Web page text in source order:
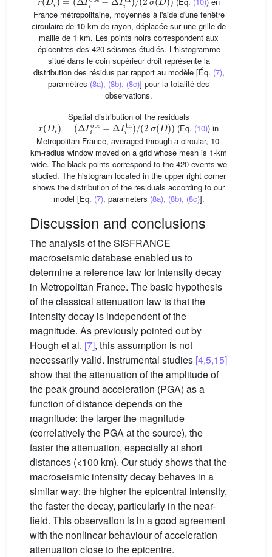
France métropolitaine, moyennés à l'aide d'une fenêtre
circulaire de 10 km de rayon, déplacée sur une grille de
maille de 1 km. Les points noirs correspondent aux
épicentres des 420 séismes étudiés. L'histogramme
situé dans le coin supérieur droit représente la
distribution des résidus par rapport au modèle [Éq. (7),
paramètres (8a), (8b), (8c)] pour la totalité des
observations.
Spatial distribution of the residuals
D = ΔIiobs−ΔIith)/(2σ(D))
(Eq. (10)) in
Metropolitan France, averaged through a circular, 10-
km-radius window moved on a grid whose mesh is 1-km
wide. The black points correspond to the 420 events we
studied. The histogram located in the upper right corner
shows the distribution of the residuals according to our
model [Eq. (7), parameters (8a), (8b), (8c)].
Discussion and conclusions
The analysis of the SISFRANCE
macroseismic database enabled us to
determine a reference law for intensity decay
in Metropolitan France. The basic hypothesis
of the classical attenuation law is that the
intensity decay is independent of the
magnitude. As previously pointed out by
Hough et al. [7], this assumption is not
necessarily valid. Instrumental studies [4,5,15]
show that the attenuation of the amplitude of
the peak ground acceleration (PGA) as a
function of distance depends on the
magnitude: the larger the magnitude
(correlatively the PGA at the source), the
faster the attenuation, especially at short
distances (<100 km). Our study shows that the
macroseismic intensity decay behaves in a
similar way: the higher the epicentral intensity,
the faster the decay, particularly in the near-
field. This observation is in a good agreement
with the nonlinear behaviour of acceleration
attenuation close to the epicentre.